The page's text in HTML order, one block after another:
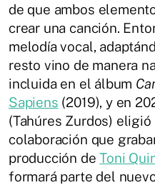
de que ambos
crear una canción.
melodía vocal,
resto vino de manera
incluida en el álbum
Sapiens (2019), y en
(Tahúres Zurdos)
colaboración que
producción deToni
formará parte del